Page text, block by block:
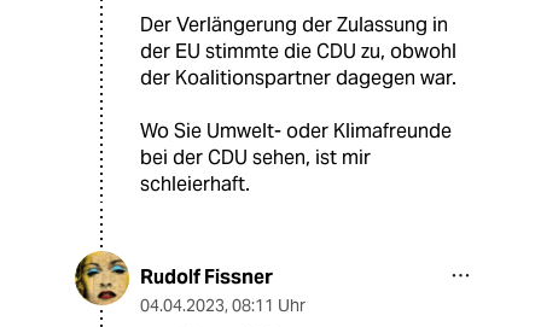
Der Verlängerung der Zulassung in
der EU stimmte die CDU zu, obwohl
der Koalitionspartner dagegen war.
Wo Sie Umwelt- oder Klimafreunde
bei der CDU sehen, ist mir
schleierhaft.
Rudolf Fissner
04.04.2023, 08:11 Uhr